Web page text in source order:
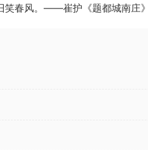
笑春风。——崔护《题都城南庄》